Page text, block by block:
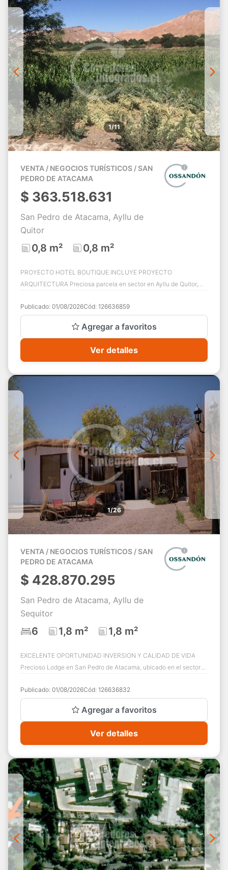
1/11
VENTA / NEGOCIOS TURÍSTICOS / SAN
PEDRO DE ATACAMA
$ 363.518.631
San Pedro de Atacama, Ayllu de
Quitor
0,8 m² 0,8 m²
PROYECTO HOTEL BOUTIQUE INCLUYE PROYECTO
ARQUITECTURA Preciosa parcela en sector en Ayllu de Quitor,
Publicado: 01/08/2026Cód: 126636859
Agregar a favoritos
Ver detalles
1/26
VENTA / NEGOCIOS TURÍSTICOS / SAN
PEDRO DE ATACAMA
$ 428.870.295
San Pedro de Atacama, Ayllu de
Sequitor
6 1,8 m² 1,8 m²
EXCELENTE OPORTUNIDAD INVERSION Y CALIDAD DE VIDA
Precioso Lodge en San Pedro de Atacama, ubicado en el sector
Publicado: 01/08/2026Cód: 126636832
Agregar a favoritos
Ver detalles